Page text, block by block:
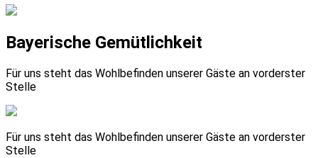
Bayerische Gemütlichkeit
Für uns steht das Wohlbefinden unserer Gäste an vorderster
Stelle
Für uns steht das Wohlbefinden unserer Gäste an vorderster
Stelle